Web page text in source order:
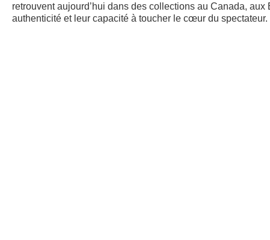
retrouvent aujourd’hui dans des collections au Canada,
authenticité et leur capacité à toucher le cœur du spectateur.